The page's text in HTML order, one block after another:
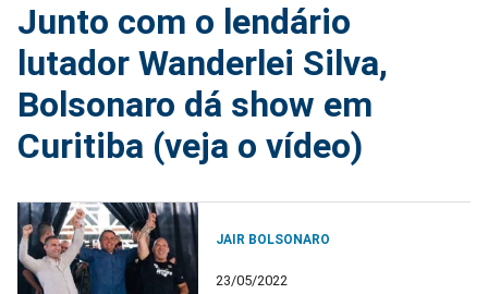
Junto com o lendário
lutador Wanderlei Silva,
Bolsonaro dá show em
Curitiba (veja o vídeo)
JAIR BOLSONARO
23/05/2022